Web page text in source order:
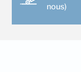
nous)